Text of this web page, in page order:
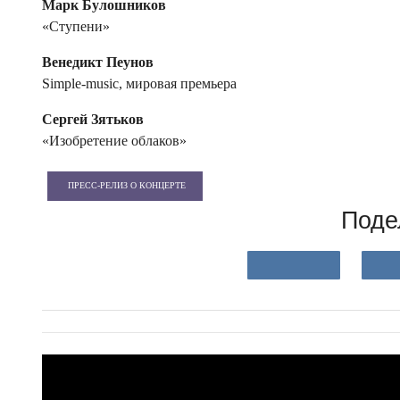
Марк Булошников
«Ступени»
Венедикт Пеунов
Simple-music, мировая премьера
Сергей Зятьков
«Изобретение облаков»
ПРЕСС-РЕЛИЗ О КОНЦЕРТЕ